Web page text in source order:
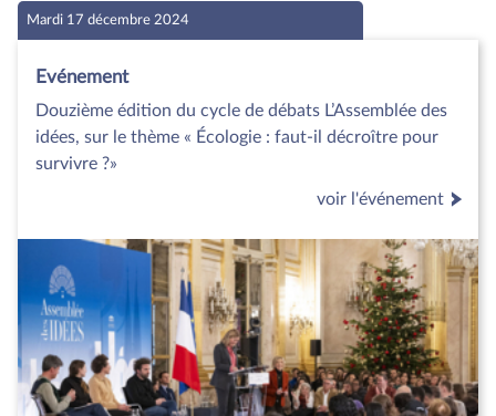
Mardi 17 décembre 2024
Evénement
Douzième édition du cycle de débats L’Assemblée des
idées, sur le thème « Écologie : faut-il décroître pour
survivre ?»
voir l'événement